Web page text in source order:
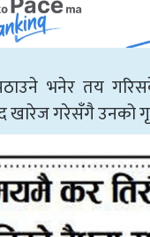
भनेर तय
खारेज गरेसँगै उनको